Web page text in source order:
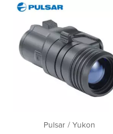
Pulsar / Yukon